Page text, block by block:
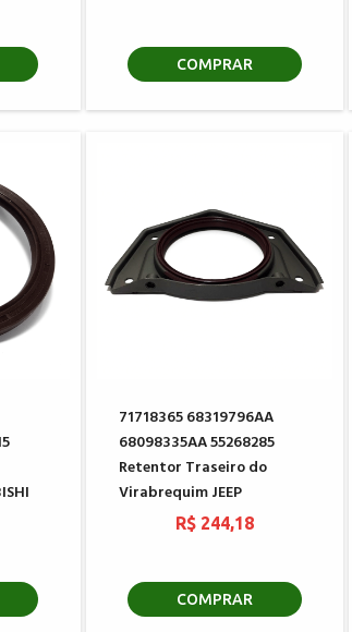
COMPRAR
71718365 68319796AA
68098335AA 55268285
Retentor Traseiro do
Virabrequim JEEP
R$ 244,18
COMPRAR